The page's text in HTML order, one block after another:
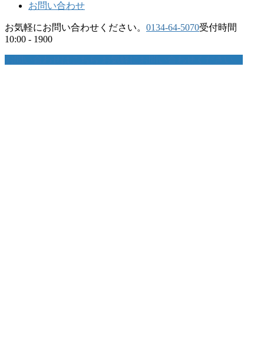
お問い合わせ
お気軽にお問い合わせください。 0134-64-5070受付時間
10:00 - 1900